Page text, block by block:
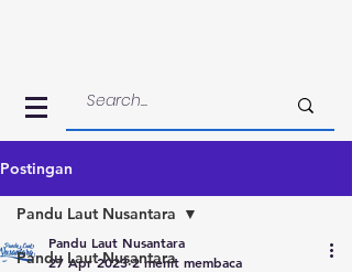
Postingan
Pandu Laut Nusantara
Pandu Laut Nusantara
Pandu Laut Nusantara
27 Apr 2023 2 menit membaca